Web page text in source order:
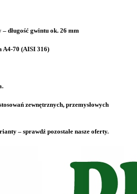
długość gwintu ok. 26 mm
A4-70 (AISI 316)
zewnętrznych, przemysłowych
– sprawdź pozostałe nasze oferty.